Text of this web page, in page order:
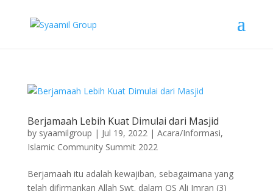
Berjamaah Lebih Kuat Dimulai dari Masjid
by syaamilgroup | Jul 19, 2022| Acara/Informasi,
Islamic Community Summit 2022
Berjamaah itu adalah kewajiban, sebagaimana yang
telah difirmankan Allah Swt. dalam QS Ali Imran (3)